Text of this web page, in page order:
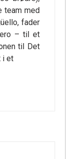
team med
fader
– til et
til Det
i et